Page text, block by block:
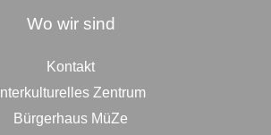
Wo wir sind
Kontakt
Interkulturelles Zentrum
Bürgerhaus MüZe